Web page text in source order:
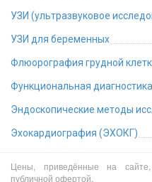
УЗИ (ультразвуковое
УЗИ для беременных
Флюорография грудной
Функциональная диагностика
Эндоскопические методы
Эхокардиография (ЭХОКГ)
Цены, приведённые на
публичной офертой.